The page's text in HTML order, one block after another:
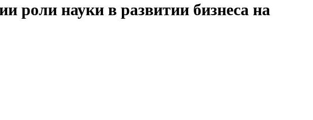
науки в развитии бизнеса на